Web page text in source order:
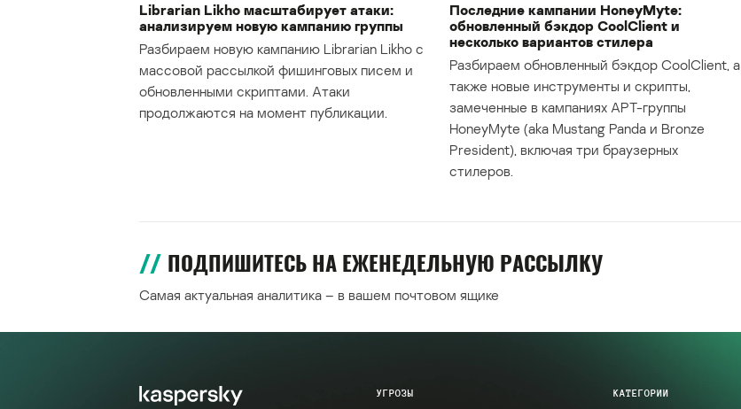
Librarian Likho масштабирует атаки:
анализируем новую кампанию группы
Разбираем новую кампанию Librarian Likho с
массовой рассылкой фишинговых писем и
обновленными скриптами. Атаки
продолжаются на момент публикации.
Последние кампании HoneyMyte:
обновленный бэкдор CoolClient и
несколько вариантов стилера
Разбираем обновленный бэкдор CoolClient, а
также новые инструменты и скрипты,
замеченные в кампаниях APT-группы
HoneyMyte (aka Mustang Panda и Bronze
President), включая три браузерных
стилеров.
ПОДПИШИТЕСЬ НА ЕЖЕНЕДЕЛЬНУЮ РАССЫЛКУ
Самая актуальная аналитика – в вашем почтовом ящике
УГРОЗЫ КАТЕГОРИИ